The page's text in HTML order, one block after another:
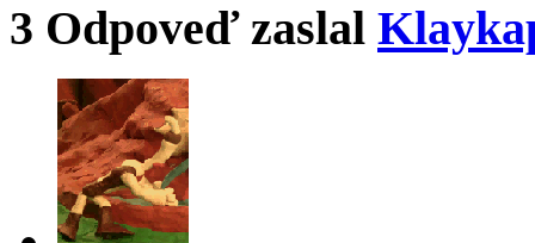
3 Odpoveď zaslal